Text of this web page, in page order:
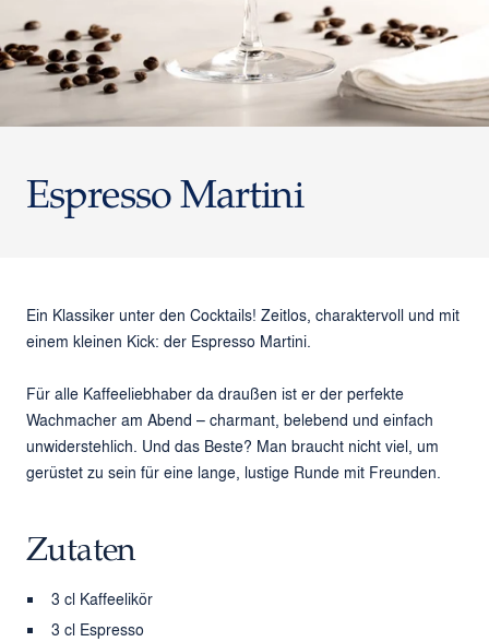
Espresso Martini
Ein Klassiker unter den Cocktails! Zeitlos, charaktervoll und mit
einem kleinen Kick: der Espresso Martini.
Für alle Kaffeeliebhaber da draußen ist er der perfekte
Wachmacher am Abend – charmant, belebend und einfach
unwiderstehlich. Und das Beste? Man braucht nicht viel, um
gerüstet zu sein für eine lange, lustige Runde mit Freunden.
Zutaten
3 cl Kaffeelikör
3 cl Espresso